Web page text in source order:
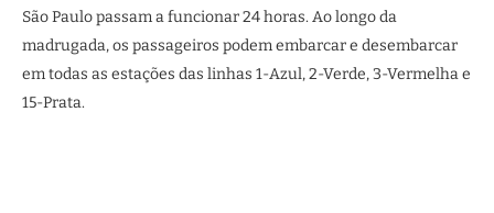
São Paulo passam a funcionar 24 horas. Ao longo da
madrugada, os passageiros podem embarcar e desembarcar
em todas as estações das linhas 1-Azul, 2-Verde, 3-Vermelha e
15-Prata.